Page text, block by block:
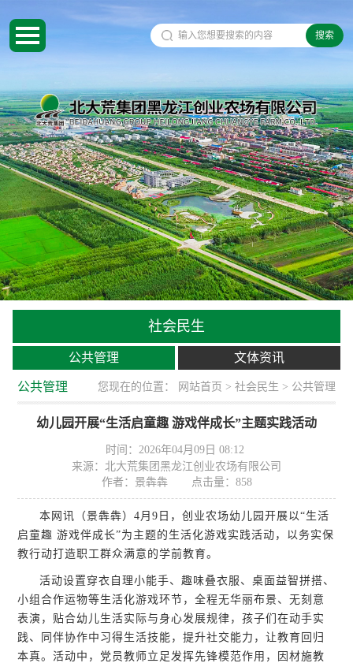
搜索
社会民生
公共管理 文体资讯
公共管理 您现在的位置： 网站首页 > 社会民生 > 公共管理
幼儿园开展“生活启童趣 游戏伴成长”主题实践活动
时间：2026年04月09日 08:12
来源：北大荒集团黑龙江创业农场有限公司
作者：景犇犇
点击量： 858
本网讯（景犇犇）4月9日，创业农场幼儿园开展以“生活
启童趣 游戏伴成长”为主题的生活化游戏实践活动，以务实保
教行动打造职工群众满意的学前教育。
活动设置穿衣自理小能手、趣味叠衣服、桌面益智拼搭、
小组合作运物等生活化游戏环节，全程无华丽布景、无刻意
表演，贴合幼儿生活实际与身心发展规律，孩子们在动手实
践、同伴协作中习得生活技能，提升社交能力，让教育回归
本真。活动中，党员教师立足发挥先锋模范作用，因材施教